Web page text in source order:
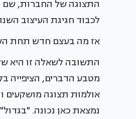
התצוגה של החברות, שם
לכבוד חגיגת העיצוב
אז מה בעצם חדש תחת
התשובה לשאלה זו היא
מטבע הדברים, הציפייה
אולמות תצוגה מושקעים